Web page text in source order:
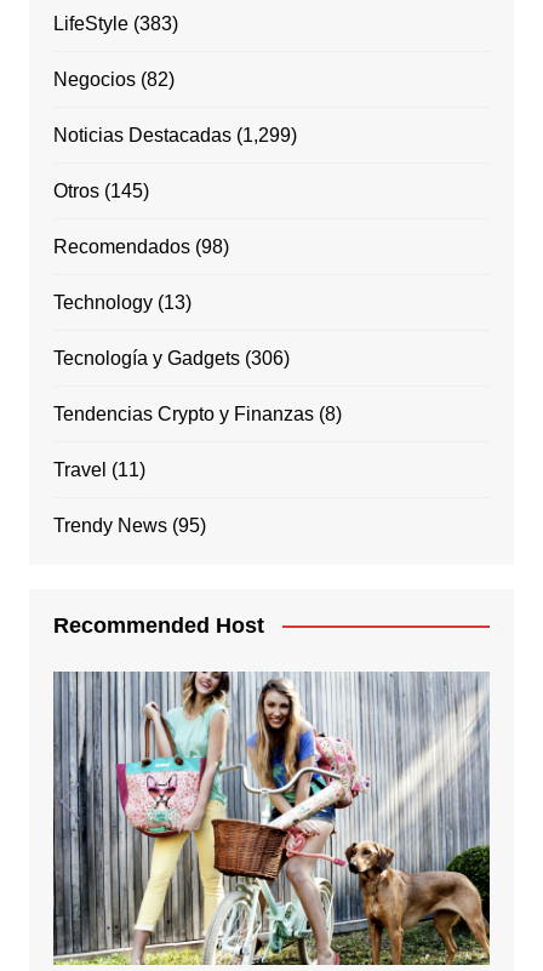
LifeStyle(383)
Negocios(82)
Noticias Destacadas(1,299)
Otros(145)
Recomendados(98)
Technology(13)
Tecnología y Gadgets(306)
Tendencias Crypto y Finanzas(8)
Travel (11)
Trendy News(95)
Recommended Host